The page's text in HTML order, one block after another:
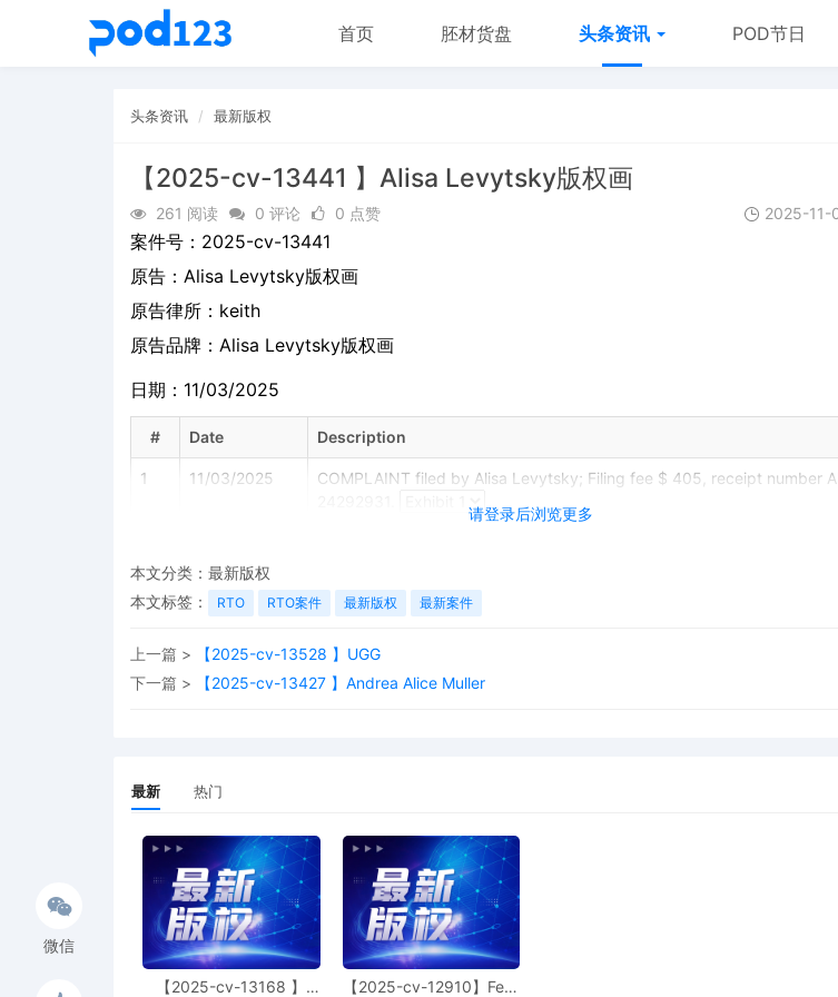
首页 胚材货盘 头条资讯 POD节日
头条资讯 最新版权
【2025-cv-13441 】Alisa Levytsky版权画
261 阅读 0 评论 0 点赞 2025-11-
请登录后浏览更多
案件号： 2025-cv-13441
原告： Alisa Levytsky版权画
原告律所：keith
原告品牌： Alisa Levytsky版权画
日期：11/03/2025
# Date Description
1 11/03/2025
COMPLAINT filed by Alisa Levytsky; Filing fee $ 405, receipt number
微信
本文分类： 最新版权
本文标签：
RTO RTO案件 最新版权 最新案件
上一篇 >
【2025-cv-13528 】UGG
下一篇 >
【2025-cv-13427 】Andrea Alice Muller
最新 热门
【2025-cv-13168 】
【2025-cv-12910】Fear